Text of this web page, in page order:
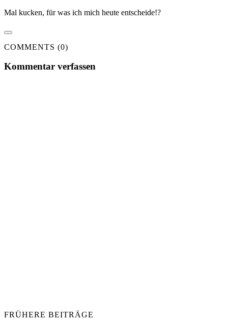
Mal kucken, für was ich mich heute entscheide!?
COMMENTS (0)
Kommentar verfassen
FRÜHERE BEITRÄGE